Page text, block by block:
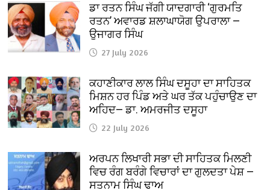
ਡਾ ਰਤਨ ਸਿੰਘ ਜੱਗੀ ਯਾਦਗਾਰੀ ‘ਗੁਰਮਤਿ
ਰਤਨ’ ਅਵਾਰਡ ਸ਼ਲਾਘਾਯੋਗ ਉਪਰਾਲਾ —
ਉਜਾਗਰ ਸਿੰਘ
27 July 2026
ਕਹਾਣੀਕਾਰ ਲਾਲ ਸਿੰਘ ਦਸੂਹਾ ਦਾ ਸਾਹਿਤਕ
ਮਿਸ਼ਨ ਹਰ ਪਿੰਡ ਅਤੇ ਘਰ ਤੱਕ ਪਹੁੰਚਾਉਣ ਦਾ
ਅਹਿਦ— ਡਾ. ਅਮਰਜੀਤ ਦਸੂਹਾ
22 July 2026
ਅਰਪਨ ਲਿਖਾਰੀ ਸਭਾ ਦੀ ਸਾਹਿਤਕ ਮਿਲਣੀ
ਵਿਚ ਰੰਗ ਬਰੰਗੇ ਵਿਚਾਰਾਂ ਦਾ ਗੁਲਦਤਾ ਪੇਸ਼ —
ਸਤਨਾਮ ਸਿੰਘ ਢਾਅ